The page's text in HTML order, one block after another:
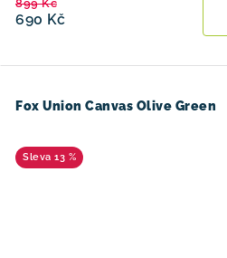
690 Kč
899 Kč
Fox Union Canvas Olive Green
13 %